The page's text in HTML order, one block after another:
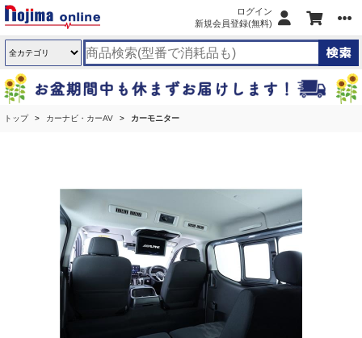
ログイン
新規会員登録(無料)
トップ カーナビ・カーAV カーモニター